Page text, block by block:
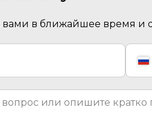
в ближайшее время и